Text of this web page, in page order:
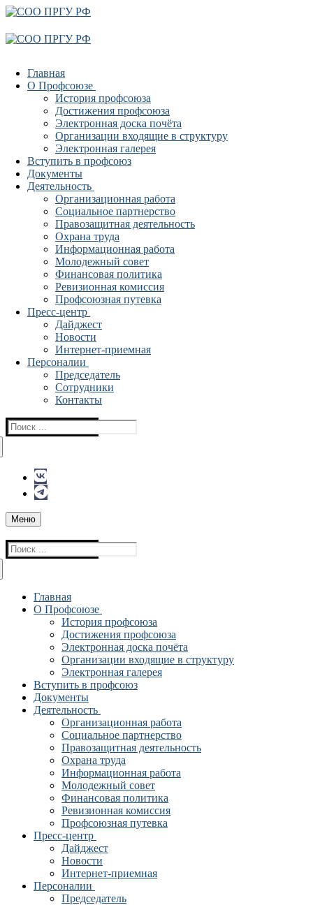
Перейти
содержимому
Меню
Закрыть
Главная
О Профсоюзе
История профсоюза
Достижения профсоюза
Электронная доска почёта
Организации входящие в структуру
Электронная галерея
Вступить в профсоюз
Документы
Деятельность
Организационная работа
Социальное партнерство
Правозащитная деятельность
Охрана труда
Информационная работа
Молодежный совет
Финансовая политика
Ревизионная комиссия
Профсоюзная путевка
Пресс-центр
Дайджест
Новости
Интернет-приемная
Персоналии
Председатель
Сотрудники
Контакты
Найти:
Меню
Найти:
Главная
О Профсоюзе
История профсоюза
Достижения профсоюза
Электронная доска почёта
Организации входящие в структуру
Электронная галерея
Вступить в профсоюз
Документы
Деятельность
Организационная работа
Социальное партнерство
Правозащитная деятельность
Охрана труда
Информационная работа
Молодежный совет
Финансовая политика
Ревизионная комиссия
Профсоюзная путевка
Пресс-центр
Дайджест
Новости
Интернет-приемная
Персоналии
Председатель